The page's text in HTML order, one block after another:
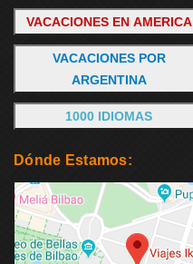
VACACIONES EN AMERICA
VACACIONES POR
ARGENTINA
1000 IDIOMAS
Dónde Estamos: